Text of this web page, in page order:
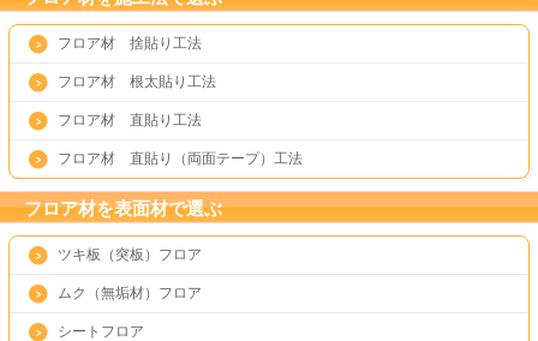
フロア材 捨貼り工法
フロア材 根太貼り工法
フロア材 直貼り工法
フロア材 直貼り（両面テープ）工法
フロア材を表面材で選ぶ
ツキ板（突板）フロア
ムク（無垢材）フロア
シートフロア